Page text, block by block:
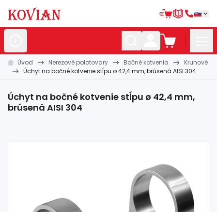
Nerezovépolotovary
Kovanépolotovary
Bránovésystémy
materiál
Úvod Nerezové polotovary Bočné kotvenia
Kruhové
Úchyt na bočné kotvenie stĺpu ø 42,4 mm, brúsená AISI 304
Úchyt na bočné kotvenie stĺpu ø 42,4 mm,
brúsená AISI 304